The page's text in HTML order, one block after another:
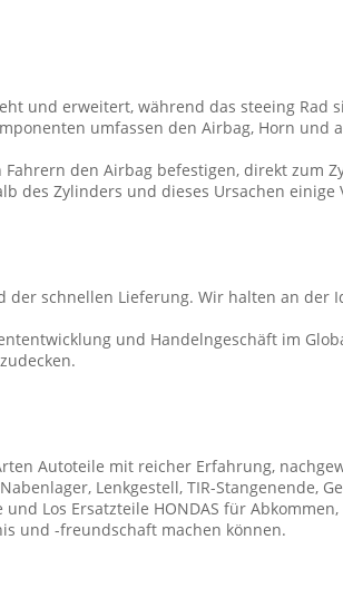
und erweitert, während das steeing Rad
umfassen den Airbag, Horn und
den Airbag befestigen, direkt zum
Zylinders und dieses Ursachen einige
schnellen Lieferung. Wir halten an der
und Handelngeschäft im
Autoteile mit reicher Erfahrung,
Lenkgestell, TIR-Stangenende,
Los Ersatzteile HONDAS für
und -freundschaft machen können.